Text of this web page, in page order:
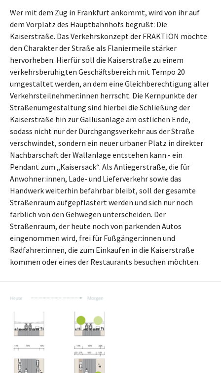
Wer mit dem Zug in Frankfurt ankommt, wird von ihr auf
dem Vorplatz des Hauptbahnhofs begrüßt: Die
Kaiserstraße. Das Verkehrskonzept der FRAKTION möchte
den Charakter der Straße als Flaniermeile stärker
hervorheben. Hierfür soll die Kaiserstraße zu einem
verkehrsberuhigten Geschäftsbereich mit Tempo 20
umgestaltet werden, an dem eine Gleichberechtigung aller
Verkehrsteilnehmer:innen herrscht. Die Kernpunkte der
Straßenumgestaltung sind hierbei die Schließung der
Kaiserstraße hin zur Gallusanlage am östlichen Ende,
sodass nicht nur der Durchgangsverkehr aus der Straße
verschwindet, sondern ein neuer urbaner Platz in direkter
Nachbarschaft der Wallanlage entstehen kann - ein
Pendant zum „Kaisersack“. Als Anliegerstraße, die für
Anwohner:innen, Lade- und Lieferverkehr sowie das
Handwerk weiterhin befahrbar bleibt, soll der gesamte
Straßenraum aufgepflastert werden und sich nur noch
farblich von den Gehwegen unterscheiden. Der
Straßenraum, der heute noch von parkenden Autos
eingenommen wird, frei für Fußgänger:innen und
Radfahrer:innen, die zum Einkaufen in die Kaiserstraße
kommen oder eines der Restaurants besuchen möchten.